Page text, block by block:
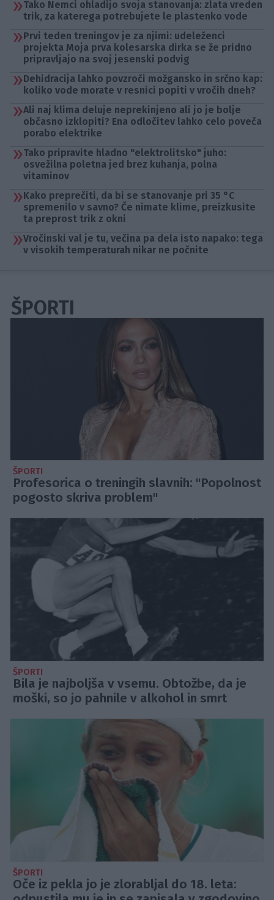
Tako Nemci ohladijo svoja stanovanja: zlata vreden
trik, za katerega potrebujete le plastenko vode
Prvi teden treningov je za njimi: udeleženci
projekta Moja prva kolesarska dirka se že pridno
pripravljajo na svoj jesenski podvig
Dehidracija lahko povzroči možgansko in srčno kap:
koliko vode morate v resnici popiti v vročih dneh?
Ali naj klima deluje neprekinjeno ali jo je bolje
občasno izklopiti? Ena odločitev lahko celo poveča
porabo elektrike
Tako pripravite hladno "elektrolitsko" juho:
osvežilna poletna jed brez kuhanja, polna
vitaminov
Kako preprečiti, da bi se stanovanje pri 35 °C
spremenilo v savno? Če nimate klime, preizkusite
ta preprost trik z okni
Vročinski val je tu, večina pa dela isto napako: tega
v visokih temperaturah nikar ne počnite
ŠPORTI
ŠPORTI
Profesorica o treningih slavnih: "Popolnost
pogosto skriva problem"
ŠPORTI
Bila je najboljša v vsemu. Obtožbe, da je
moški, so jo pahnile v alkohol in smrt
ŠPORTI
Oče iz pekla jo je zlorabljal do 18. leta: